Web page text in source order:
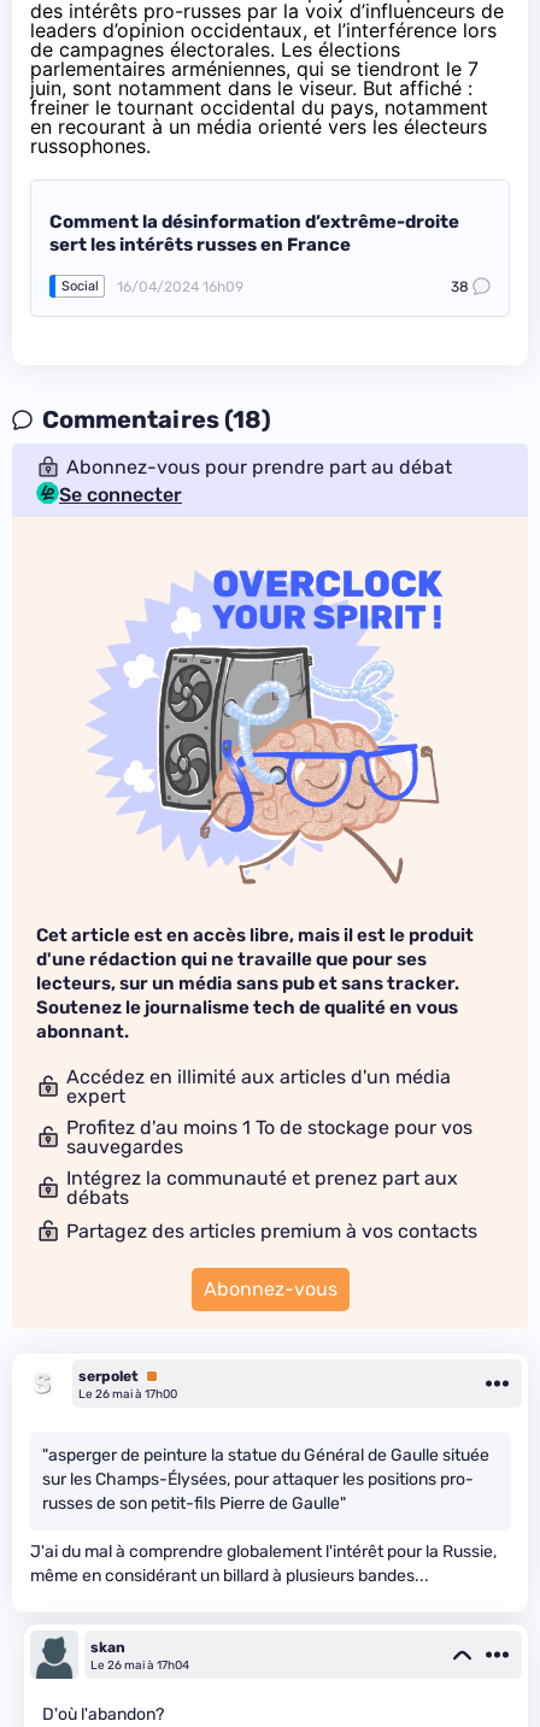
des intérêts pro-russes par la voix d’influenceurs de
leaders d’opinion occidentaux, et l’interférence lors
de campagnes électorales. Les élections
parlementaires arméniennes, qui se tiendront le 7
juin, sont notamment dans le viseur. But affiché :
freiner le tournant occidental du pays, notamment
en recourant à un média orienté vers les électeurs
russophones.
Comment la désinformation d’extrême-droite
sert les intérêts russes en France
Social 16/04/2024 16h09 38
Commentaires (18)
Abonnez-vous pour prendre part au débat
Se connecter
Cet article est en accès libre, mais il est le produit
d'une rédaction qui ne travaille que pour ses
lecteurs, sur un média sans pub et sans tracker.
Soutenez le journalisme tech de qualité en vous
abonnant.
Accédez en illimité aux articles d'un média
expert
Profitez d'au moins 1 To de stockage pour vos
sauvegardes
Intégrez la communauté et prenez part aux
débats
Partagez des articles premium à vos contacts
Abonnez-vous
serpolet Premium
Le 26 mai à 17h00
"asperger de peinture la statue du Général de Gaulle située
sur les Champs-Élysées, pour attaquer les positions pro-
russes de son petit-fils Pierre de Gaulle"
J'ai du mal à comprendre globalement l'intérêt pour la Russie,
même en considérant un billard à plusieurs bandes...
skan
Le 26 mai à 17h04
D'où l'abandon?